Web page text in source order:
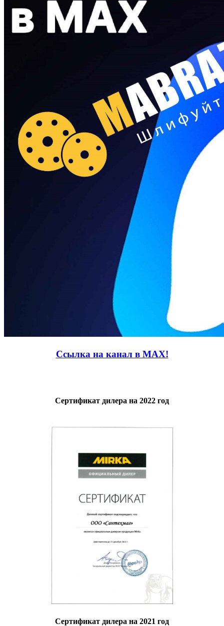
Ссылка на канал в MAX!
Сертификат дилера на 2022 год
Сертификат дилера на 2021 год